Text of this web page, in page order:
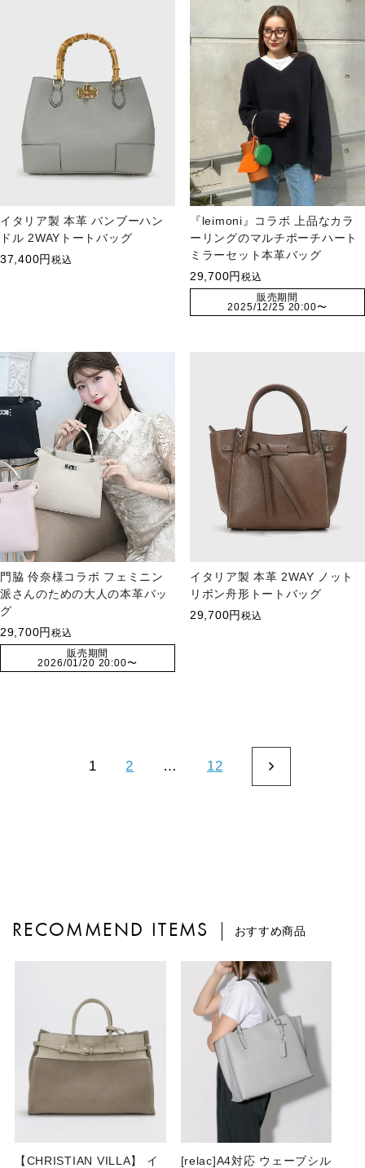
イタリア製 本革 バンブーハン
ドル 2WAYトートバッグ
37,400
税込
『leimoni』コラボ 上品なカラ
ーリングのマルチポーチハート
ミラーセット本革バッグ
29,700
税込
販売期間
2025/12/25 20:00〜
門脇 伶奈様コラボ フェミニン
派さんのための大人の本革バッ
グ
29,700
税込
販売期間
2026/01/20 20:00〜
イタリア製 本革 2WAY ノット
リボン舟形トートバッグ
29,700
税込
1 2 … 12
RECOMMEND ITEMS おすすめ商品
【CHRISTIAN VILLA】 イ [relac]A4対応 ウェーブシル